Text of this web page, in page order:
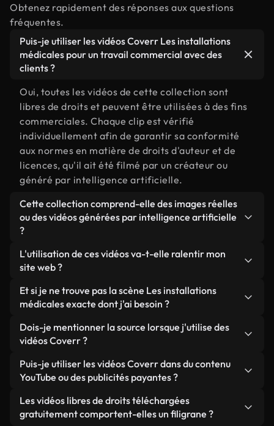
Obtenez rapidement des réponses aux questions
fréquentes.
Puis-je utiliser les vidéos Coverr Les installations
médicales pour un travail commercial avec des
clients ?
Oui, toutes les vidéos de cette collection sont
libres de droits et peuvent être utilisées à des fins
commerciales. Chaque clip est vérifié
individuellement afin de garantir sa conformité
aux normes en matière de droits d'auteur et de
licences, qu'il ait été filmé par un créateur ou
généré par intelligence artificielle.
Cette collection comprend-elle des images réelles
ou des vidéos générées par intelligence artificielle
?
Les deux. Il s'agit d'une bibliothèque hybride
composée de véritables images filmées par des
ainsi que de vidéos générées par IA. Chaque vidéo
est clairement identifiée afin que vous sachiez
toujours ce que vous utilisez.
L'utilisation de ces vidéos va-t-elle ralentir mon
site web ?
Sauf si vous choisissez nos versions optimisées.
Nous proposons des formats légers, prêts pour le
ils conservent une qualité élevée tout en
minimisant les temps de chargement et en
améliorant des indicateurs comme le LCP.
Et si je ne trouve pas la scène Les installations
médicales exacte dont j'ai besoin ?
Vous pouvez en créer une instantanément avec
Coverr AI Studio. Il vous suffit de décrire la scène,
coucher du soleil », et le Studio générera en
quelques secondes une vidéo personnalisée
conforme à nos normes de licence.
Dois-je mentionner la source lorsque j'utilise des
vidéos Coverr ?
Aucune attribution n'est requise. Toutes les vidéos
de notre bibliothèque sont libres de droits et
même si cela est toujours apprécié.
Puis-je utiliser les vidéos Coverr dans du contenu
YouTube ou des publicités payantes ?
Oui. Toutes les séquences vidéo de Coverr peuvent
être utilisées dans des vidéos YouTube monétisées,
Les vidéos libres de droits téléchargées
gratuitement comportent-elles un filigrane ?